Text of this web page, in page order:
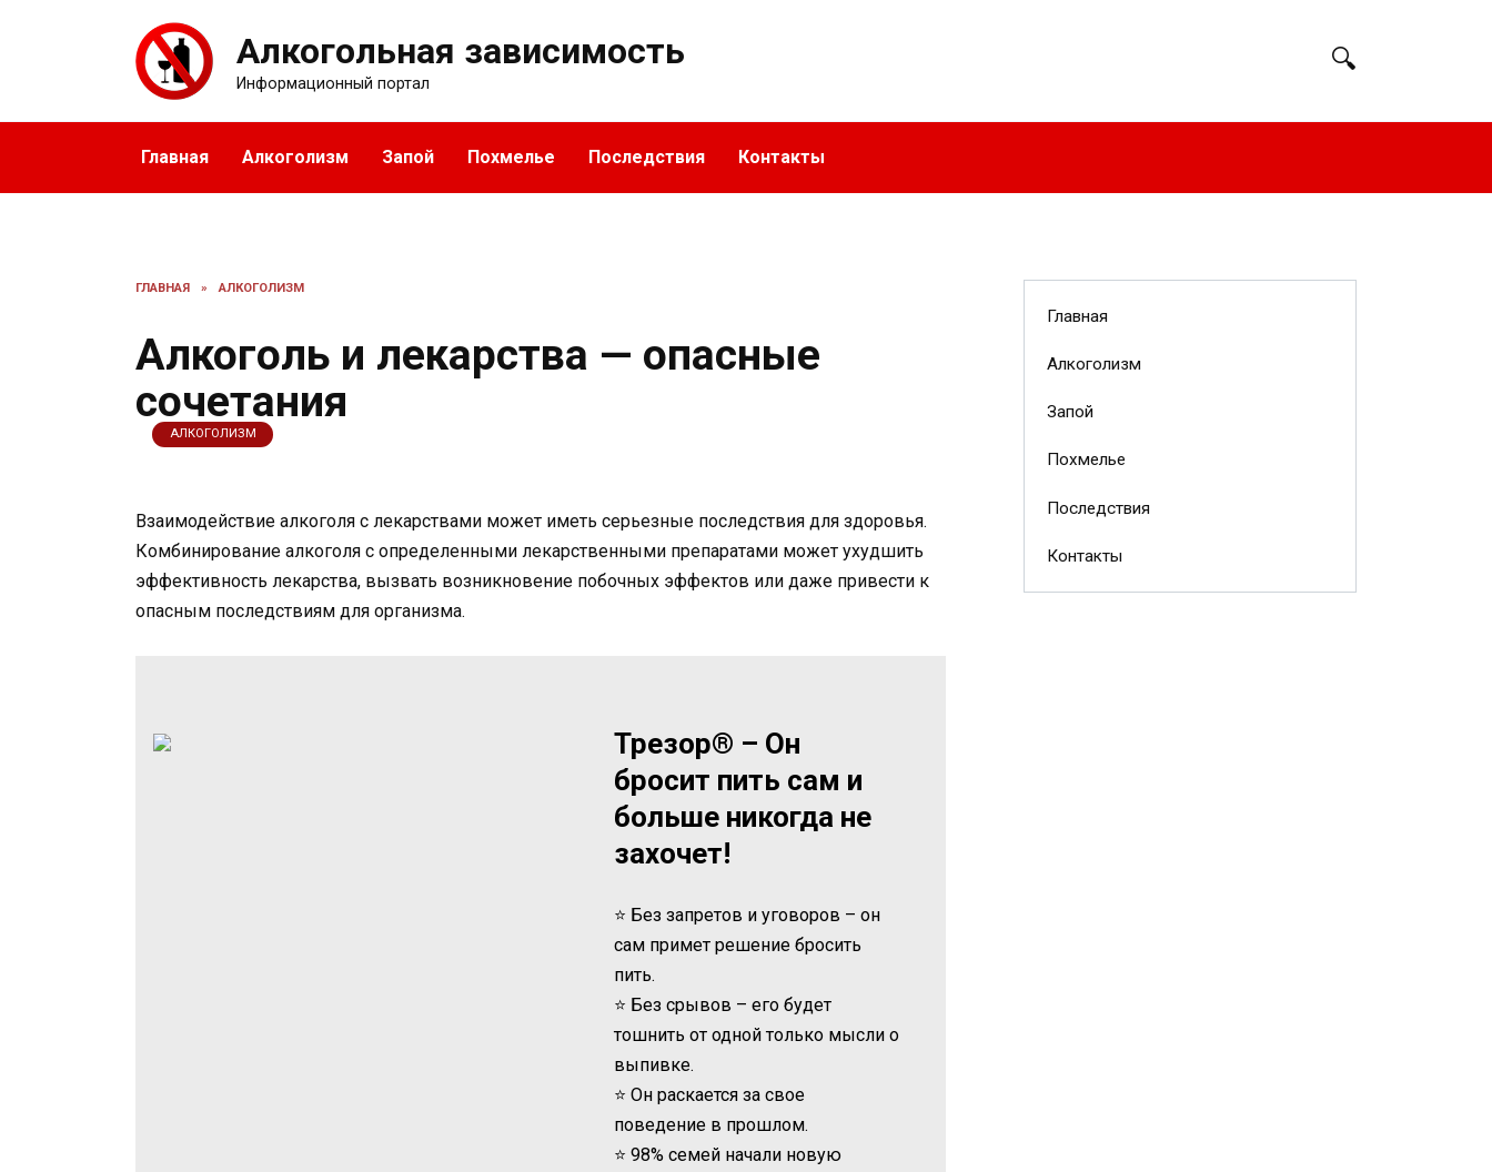
Алкогольная зависимость
Информационный портал
Главная Алкоголизм Запой Похмелье Последствия Контакты
ГЛАВНАЯ » АЛКОГОЛИЗМ
Алкоголь и лекарства — опасные
сочетания
АЛКОГОЛИЗМ
Взаимодействие алкоголя с лекарствами может иметь серьезные последствия для здоровья.
Комбинирование алкоголя с определенными лекарственными препаратами может ухудшить
эффективность лекарства, вызвать возникновение побочных эффектов или даже привести к
опасным последствиям для организма.
Трезор® – Он
бросит пить сам и
больше никогда не
захочет!
⭐ Без запретов и уговоров – он
сам примет решение бросить
пить.
⭐ Без срывов – его будет
тошнить от одной только мысли о
выпивке.
⭐ Он раскается за свое
поведение в прошлом.
⭐ 98% семей начали новую
Главная
Алкоголизм
Запой
Похмелье
Последствия
Контакты